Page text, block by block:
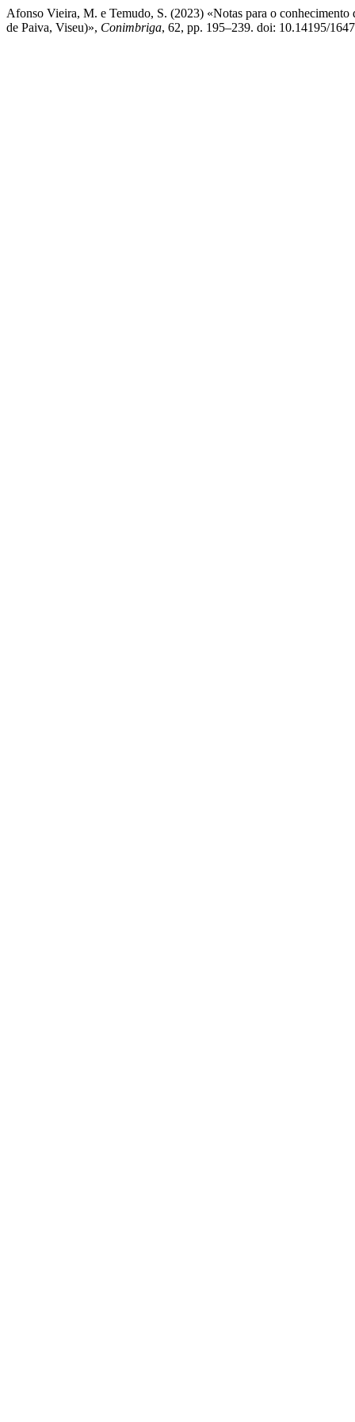
Afonso Vieira, M. e Temudo, S. (2023) «Notas para o
de Paiva, Viseu)», Conimbriga, 62, pp. 195–239. doi: 10.14195/